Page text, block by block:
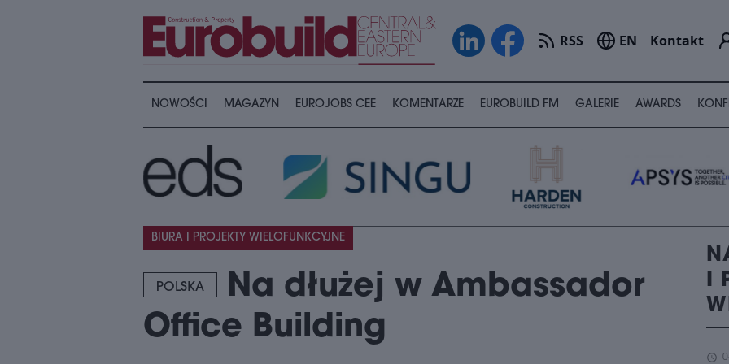
RSS EN Kontakt
NOWOŚCI MAGAZYN EUROJOBS CEE KOMENTARZE EUROBUILD FM GALERIE AWARDS
POLSKA
Na dłużej w Ambassador
Office Building
BIURA I PROJEKTY WIELOFUNKCYJNE
I
schedule